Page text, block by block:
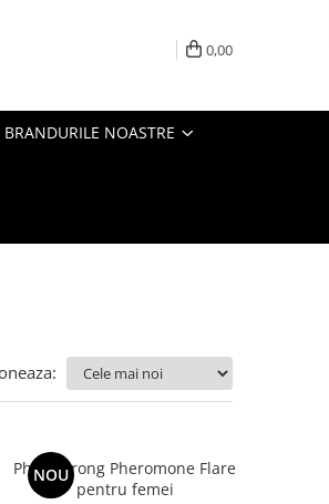
0,00
BRANDURILE NOASTRE
NOU
PheroStrong Pheromone Flare
pentru femei